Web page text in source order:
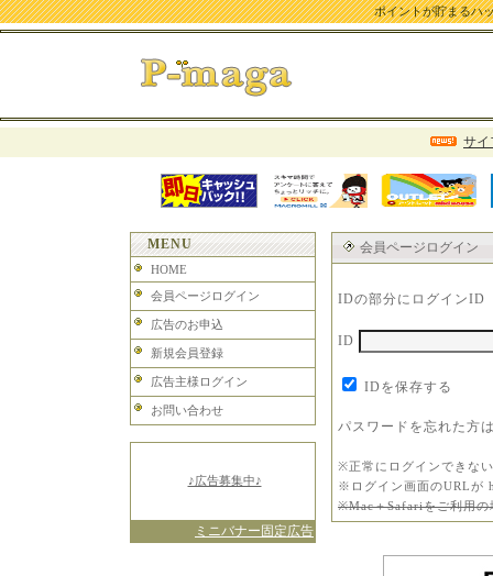
ポイントが貯まるハ
サイ
MENU
HOME
会員ページログイン
広告のお申込
新規会員登録
広告主様ログイン
お問い合わせ
♪広告募集中♪
ミニバナー固定広告
会員ページログイン
IDの部分にログインID
ID
IDを保存する
パスワードを忘れた方
※正常にログインできな
※ログイン画面のURLが
※Mac＋Safariをご利用の